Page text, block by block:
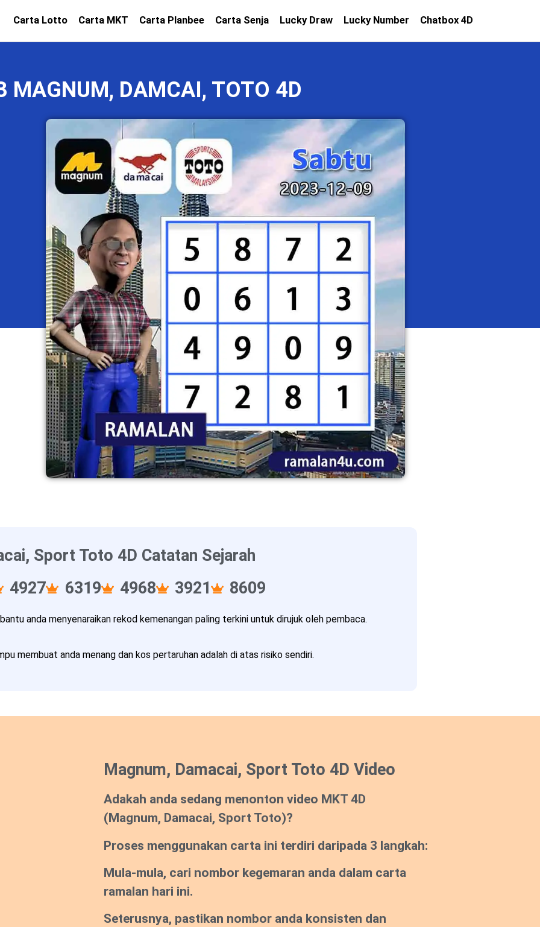
Carta Lotto Carta MKT Carta Planbee Carta Senja Lucky Draw Lucky Number Chatbox 4D
DAMCAI, TOTO 4D
Sport Toto 4D Catatan Sejarah
4927
6319 4968 3921 8609
anda menyenaraikan rekod kemenangan paling terkini untuk dirujuk oleh pembaca.
membuat anda menang dan kos pertaruhan adalah di atas risiko sendiri.
Magnum, Damacai, Sport Toto 4D Video
Adakah anda sedang menonton video MKT 4D
(Magnum, Damacai, Sport Toto)?
Proses menggunakan carta ini terdiri daripada 3 langkah:
Mula-mula, cari nombor kegemaran anda dalam carta
ramalan hari ini.
Seterusnya, pastikan nombor anda konsisten dan